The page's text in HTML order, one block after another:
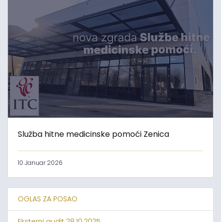
Služba hitne medicinske pomoći Zenica
10 Januar 2026
OGLAS ZA POSAO